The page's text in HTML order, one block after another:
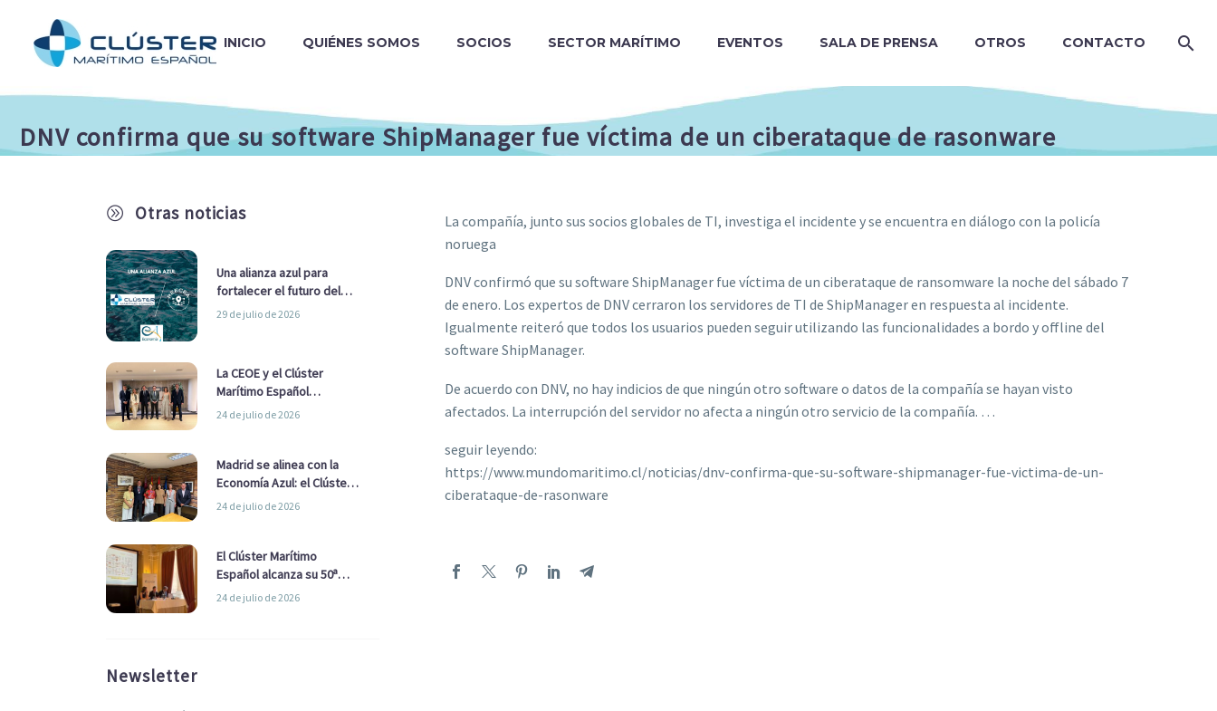
INICIO QUIÉNES SOMOS SOCIOS SECTOR MARÍTIMO EVENTOS SALA DE PRENSA OTROS CONTACTO
DNV confirma que su software ShipManager fue víctima de un ciberataque de rasonware
A Otras noticias
Una alianza azul para
fortalecer el futuro del
sector marítimo
29 de julio de 2026
La CEOE y el Clúster
Marítimo Español
refuerzan su alianza para
24 de julio de 2026
Madrid se alinea con la
Economía Azul: el Clúster
Marítimo Español y la Real
Ayuntamiento
24 de julio de 2026
El Clúster Marítimo
Español alcanza su 50ª
Asamblea reafirmando su
24 de julio de 2026
Newsletter
La compañía, junto sus socios globales de TI, investiga el incidente y se encuentra en diálogo con la policía
noruega
DNV confirmó que su software ShipManager fue víctima de un ciberataque de ransomware la noche del sábado 7
de enero. Los expertos de DNV cerraron los servidores de TI de ShipManager en respuesta al incidente.
Igualmente reiteró que todos los usuarios pueden seguir utilizando las funcionalidades a bordo y offline del
software ShipManager.
De acuerdo con DNV, no hay indicios de que ningún otro software o datos de la compañía se hayan visto
afectados. La interrupción del servidor no afecta a ningún otro servicio de la compañía. …
seguir leyendo:
https://www.mundomaritimo.cl/noticias/dnv-confirma-que-su-software-shipmanager-fue-victima-de-un-
ciberataque-de-rasonware